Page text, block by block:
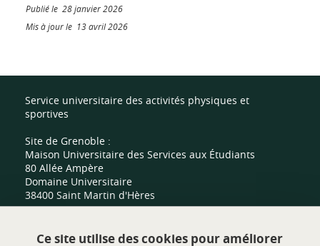
Publié le 28 janvier 2026
Mis à jour le 13 avril 2026
Service universitaire des activités physiques et
sportives
Site de Grenoble :
Maison Universitaire des Services aux Étudiants
80 Allée Ampère
Domaine Universitaire
38400 Saint Martin d'Hères
Site de Valence :
Ce site utilise des cookies pour améliorer